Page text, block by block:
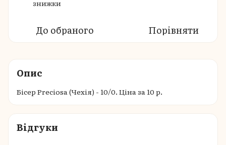
знижки
До обраного Порівняти
Опис
Бісер Preciosa (Чехія) - 10/0. Ціна за 10 р.
Відгуки